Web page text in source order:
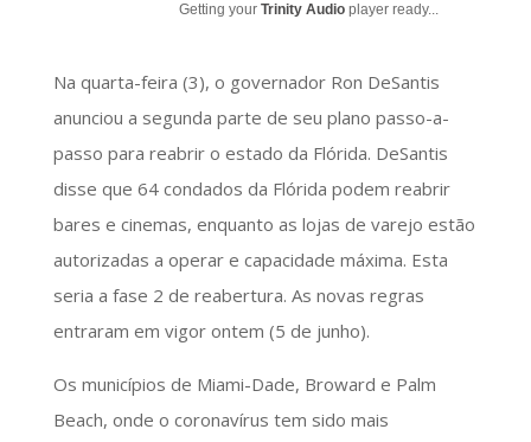
Getting your Trinity Audioplayer ready...
Na quarta-feira (3), o governador Ron DeSantis
anunciou a segunda parte de seu plano passo-a-
passo para reabrir o estado da Flórida. DeSantis
disse que 64 condados da Flórida podem reabrir
bares e cinemas, enquanto as lojas de varejo estão
autorizadas a operar e capacidade máxima. Esta
seria a fase 2 de reabertura. As novas regras
entraram em vigor ontem (5 de junho).
Os municípios de Miami-Dade, Broward e Palm
Beach, onde o coronavírus tem sido mais